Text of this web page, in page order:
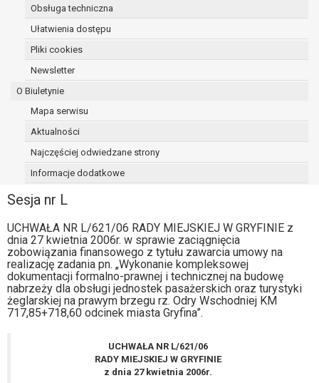
Obsługa techniczna
Ułatwienia dostępu
Pliki cookies
Newsletter
O Biuletynie
Mapa serwisu
Aktualności
Najczęściej odwiedzane strony
Informacje dodatkowe
Sesja nr L
UCHWAŁA NR L/621/06 RADY MIEJSKIEJ W GRYFINIE z
dnia 27 kwietnia 2006r. w sprawie zaciągnięcia
zobowiązania finansowego z tytułu zawarcia umowy na
realizację zadania pn. „Wykonanie kompleksowej
dokumentacji formalno-prawnej i technicznej na budowę
nabrzeży dla obsługi jednostek pasażerskich oraz turystyki
żeglarskiej na prawym brzegu rz. Odry Wschodniej KM
717,85+718,60 odcinek miasta Gryfina”.
UCHWAŁA NR L/621/06
RADY MIEJSKIEJ W GRYFINIE
z dnia 27 kwietnia 2006r.
osoba, której dane dotyczą, wniosła
sprzeciw wobec przetwarzania
danych - do czasu ustalenia czy
prawnie uzasadnione podstawy po
podstawie art. 20 RODO, w przypadku gdy
przetwarzanie danych odbywa się na
której dane dotyczą lub na podstawie
zautomatyzowany;
prawo sprzeciwu wobec przetwarzania
danych na podstawie art. 21 RODO, wobec
przetwarzania danych osobowych, którego
podstawą prawną jest:
niezbędność przetwarzania do
interesie publicznym lub w ramach
sprawowania władzy publicznej
powierzonej administratorowi bądź